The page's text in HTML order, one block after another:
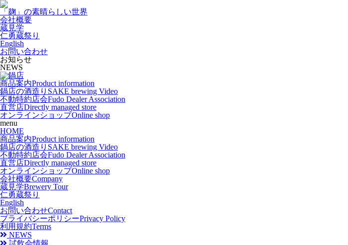
「麹」の素晴らしい世界
会社概要
蔵見学
仁勇蔵祭り
English
お問い合わせ
お知らせ
NEWS
商品案内Product information
鍋店の酒造り SAKE brewing Video
不動特約店会Fudo Dealer Association
直営店Directly managed store
オンラインショップOnline shop
menu
HOME
商品案内Product information
鍋店の酒造り SAKE brewing Video
不動特約店会Fudo Dealer Association
直営店Directly managed store
オンラインショップOnline shop
会社概要Company
蔵見学Brewery Tour
仁勇蔵祭り
English
お問い合わせContact
プライバシーポリシーPrivacy Policy
利用規約Terms
NEWS
試飲会情報